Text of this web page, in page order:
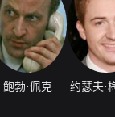
鲍勃·佩克 约瑟夫·